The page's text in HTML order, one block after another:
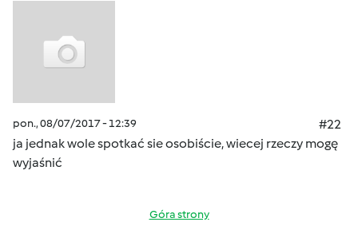
pon., 08/07/2017 - 12:39
#22
ja jednak wole spotkać sie osobiście, wiecej rzeczy mogę
wyjaśnić
Góra strony